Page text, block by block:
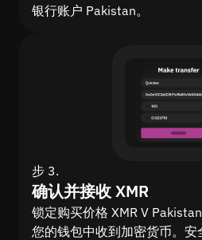
银行账户 Pakistan。
步 3.
确认并接收 XMR
锁定购买价格 XMR V
您的钱包中收到加密货币。